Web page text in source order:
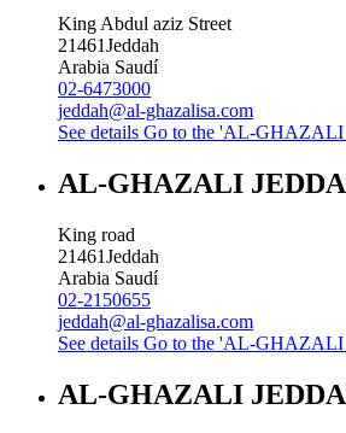
King Abdul aziz Street
21461Jeddah
Arabia Saudí
02-6473000
jeddah@al-ghazalisa.com
See details Go to the 'AL-
AL-GHAZALI
King road
21461Jeddah
Arabia Saudí
02-2150655
jeddah@al-ghazalisa.com
See details Go to the 'AL-
AL-GHAZALI